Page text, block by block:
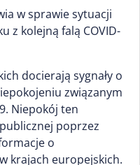
w sprawie sytuacji
z kolejną falą COVID-
docierają sygnały o
związanym
Niepokój ten
poprzez
o
krajach europejskich.